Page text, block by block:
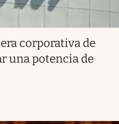
corporativa de
una potencia de